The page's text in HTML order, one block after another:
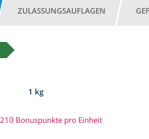
ZULASSUNGSAUFLAGEN
1 kg
210 Bonuspunkte pro Einheit